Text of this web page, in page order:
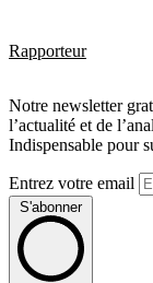
Rapporteur
Notre newsletter
l’actualité et de
Indispensable pour
Entrez votre email
S'abonner